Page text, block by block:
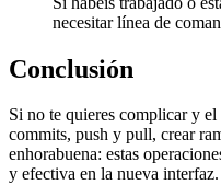
necesitar línea de
Conclusión
Si no te quieres complicar y
commits, push y pull, crear
enhorabuena: estas
y efectiva en la nueva interfaz.